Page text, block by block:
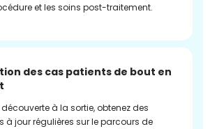
et les soins post-traitement.
des cas patients de bout en
découverte à la sortie, obtenez des
à jour régulières sur le parcours de